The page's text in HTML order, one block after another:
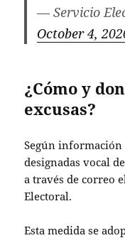
— Servicio
October 4,
¿Cómo y
excusas?
Según información
designadas vocal
a través de correo
Electoral.
Esta medida se